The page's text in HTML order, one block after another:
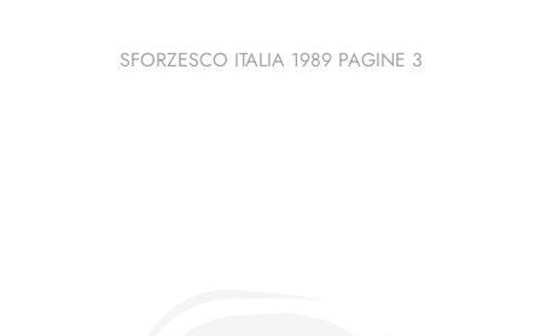
SFORZESCO ITALIA 1989 PAGINE 3